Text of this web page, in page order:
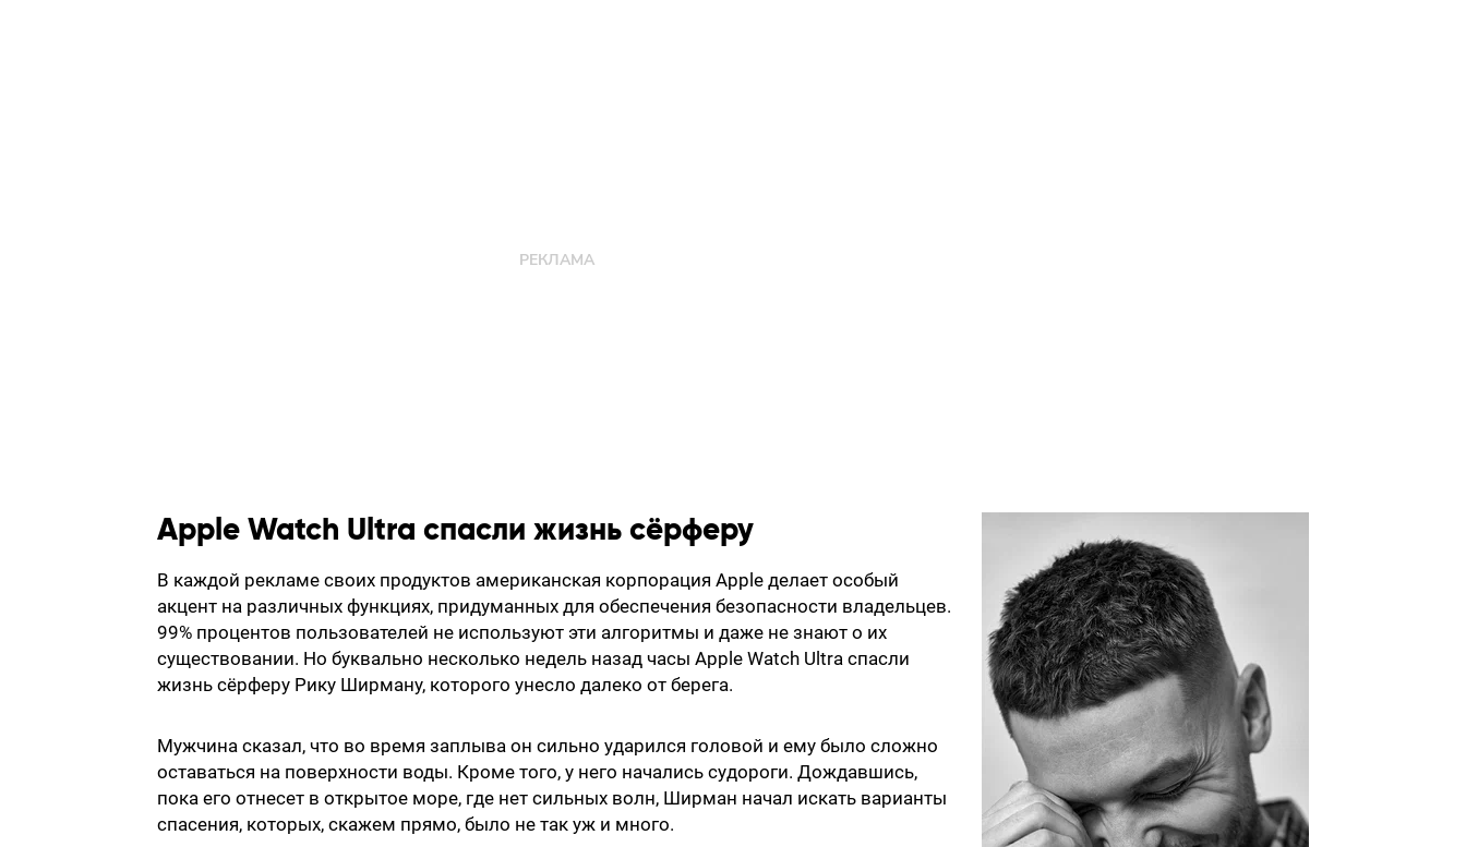
Apple Watch Ultra спасли жизнь сёрферу
В каждой рекламе своих продуктов американская корпорация Apple делает особый
акцент на различных функциях, придуманных для обеспечения безопасности владельцев.
99% процентов пользователей не используют эти алгоритмы и даже не знают о их
существовании. Но буквально несколько недель назад часы Apple Watch Ultra спасли
жизнь сёрферу Рику Ширману, которого унесло далеко от берега.
Мужчина сказал, что во время заплыва он сильно ударился головой и ему было сложно
оставаться на поверхности воды. Кроме того, у него начались судороги. Дождавшись,
пока его отнесет в открытое море, где нет сильных волн, Ширман начал искать варианты
спасения, которых, скажем прямо, было не так уж и много.